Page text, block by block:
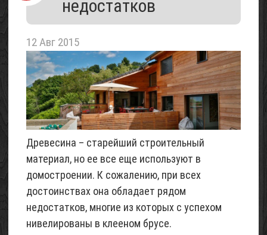
недостатков
12 Авг 2015
Древесина – старейший строительный
материал, но ее все еще используют в
домостроении. К сожалению, при всех
достоинствах она обладает рядом
недостатков, многие из которых с успехом
нивелированы в клееном брусе.
летнего
домика
«Шалаш»
(с
фото)
07
Май
2017
Проект
трехэтажного
для
6